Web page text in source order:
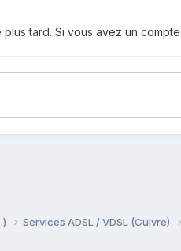
tard. Si vous avez un compte,
Services ADSL / VDSL (Cuivre)